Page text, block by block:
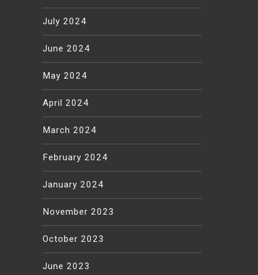
July 2024
June 2024
May 2024
April 2024
March 2024
February 2024
January 2024
November 2023
October 2023
June 2023